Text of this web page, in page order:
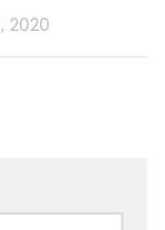
2020